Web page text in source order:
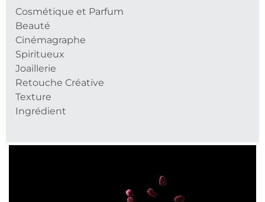
Cosmétique et Parfum
Beauté
Cinémagraphe
Spiritueux
Joaillerie
Retouche Créative
Texture
Ingrédient